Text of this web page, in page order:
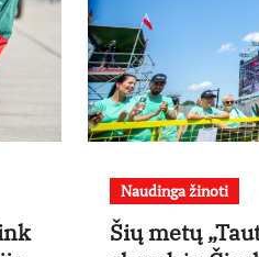
Naudinga žinoti
Šių metų